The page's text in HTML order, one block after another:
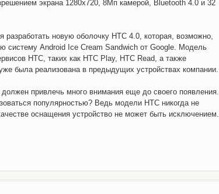
экрана 1280х720, 8Мп камерой, Bluetooth 4.0 и 32
разработать новую оболочку HTC 4.0, которая, возможно,
систему Android Ice Cream Sandwich от Google. Модель
HTC, таких как HTC Play, HTC Read, а также
была реализована в предыдущих устройствах компании.
привлечь много внимания еще до своего появления.
популярностью? Ведь модели HTC никогда не
оснащения устройство не может быть исключением.